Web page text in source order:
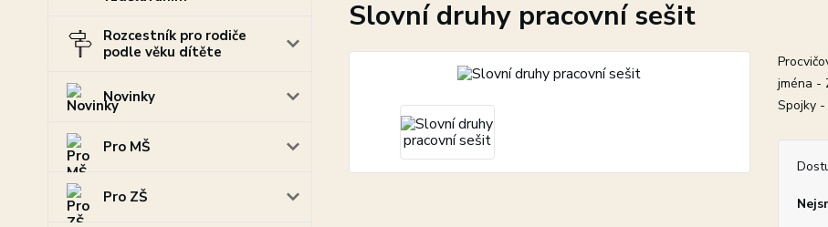
Rozcestník pro rodiče
podle věku dítěte
Novinky
Pro MŠ
Pro ZŠ
Slovní druhy pracovní sešit
jména -
Spojky